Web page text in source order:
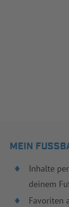
MEIN
Inhalte
deinem
Favoriten